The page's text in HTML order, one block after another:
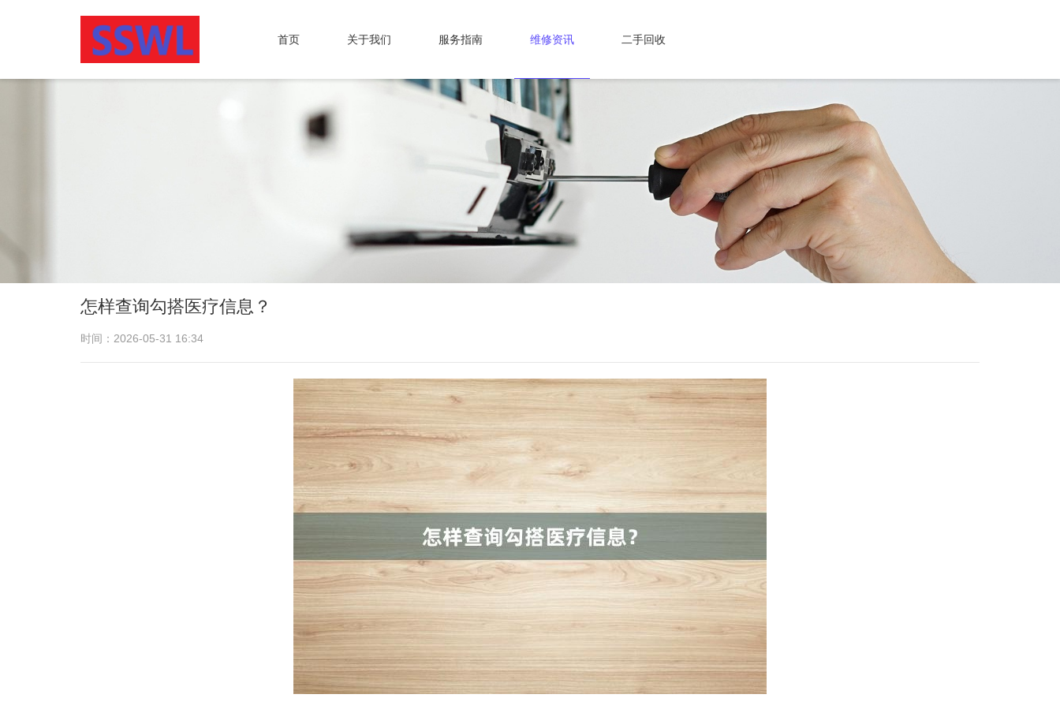
首页 关于我们 服务指南 维修资讯 二手回收
怎样查询勾搭医疗信息？
时间：2026-05-31 16:34